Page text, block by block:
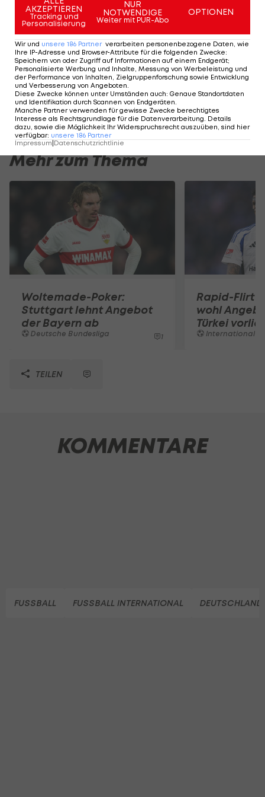
Graf "spannende Analysen und fundierte
Experten-Gespräche".
Am Stammtisch bei Andy Ogris:
Christopher Knett
Stammtisch
I schau a
Runde)
I schau a LigaZWA
Mehr zum Thema
Woltemade-Poker:
Stuttgart lehnt Angebot
der Bayern ab
Deutsche Bundesliga 1
Rapid-Flirt
wohl
Türkei
International
TEILEN
KOMMENTARE
FUSSBALL FUSSBALL INTERNATIONAL
AKZEPTIEREN
Tracking und
Personalisierung
NUR
NOTWENDIGE
Weiter mit PUR-Abo
OPTIONEN
Wir und unsere 186 Partner verarbeiten personenbezogene Daten, wie
Ihre IP-Adresse und Browser-Attribute für die folgenden Zwecke:
Speichern von oder Zugriff auf Informationen auf einem Endgerät;
Personalisierte Werbung und Inhalte, Messung von Werbeleistung und
der Performance von Inhalten, Zielgruppenforschung sowie Entwicklung
und Verbesserung von Angeboten.
Diese Zwecke können unter Umständen auch: Genaue Standortdaten
und Identifikation durch Scannen von Endgeräten.
Manche Partner verwenden für gewisse Zwecke berechtigtes
Interesse als Rechtsgrundlage für die Datenverarbeitung. Details
dazu, sowie die Möglichkeit Ihr Widerspruchsrecht auszuüben, sind hier
verfügbar: unsere 186 Partner
Impressum Datenschutzrichtlinie